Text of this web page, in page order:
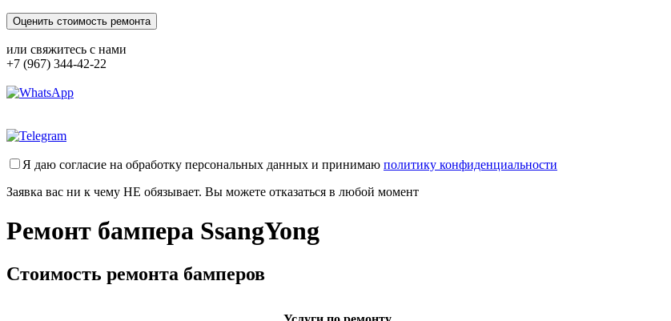
или свяжитесь с нами
+7 (967) 344-42-22
Я даю согласие на обработку персональных данных и принимаю политику конфиденциальности
Заявка вас ни к чему НЕ обязывает. Вы можете отказаться в любой момент
Ремонт бампера SsangYong
Стоимость ремонта бамперов